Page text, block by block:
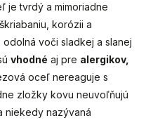
je tvrdý a mimoriadne
korózii a
odolná voči sladkej a slanej
vhodné aj pre alergikov,
oceľ nereaguje s
zložky kovu neuvoľňujú
niekedy nazývaná